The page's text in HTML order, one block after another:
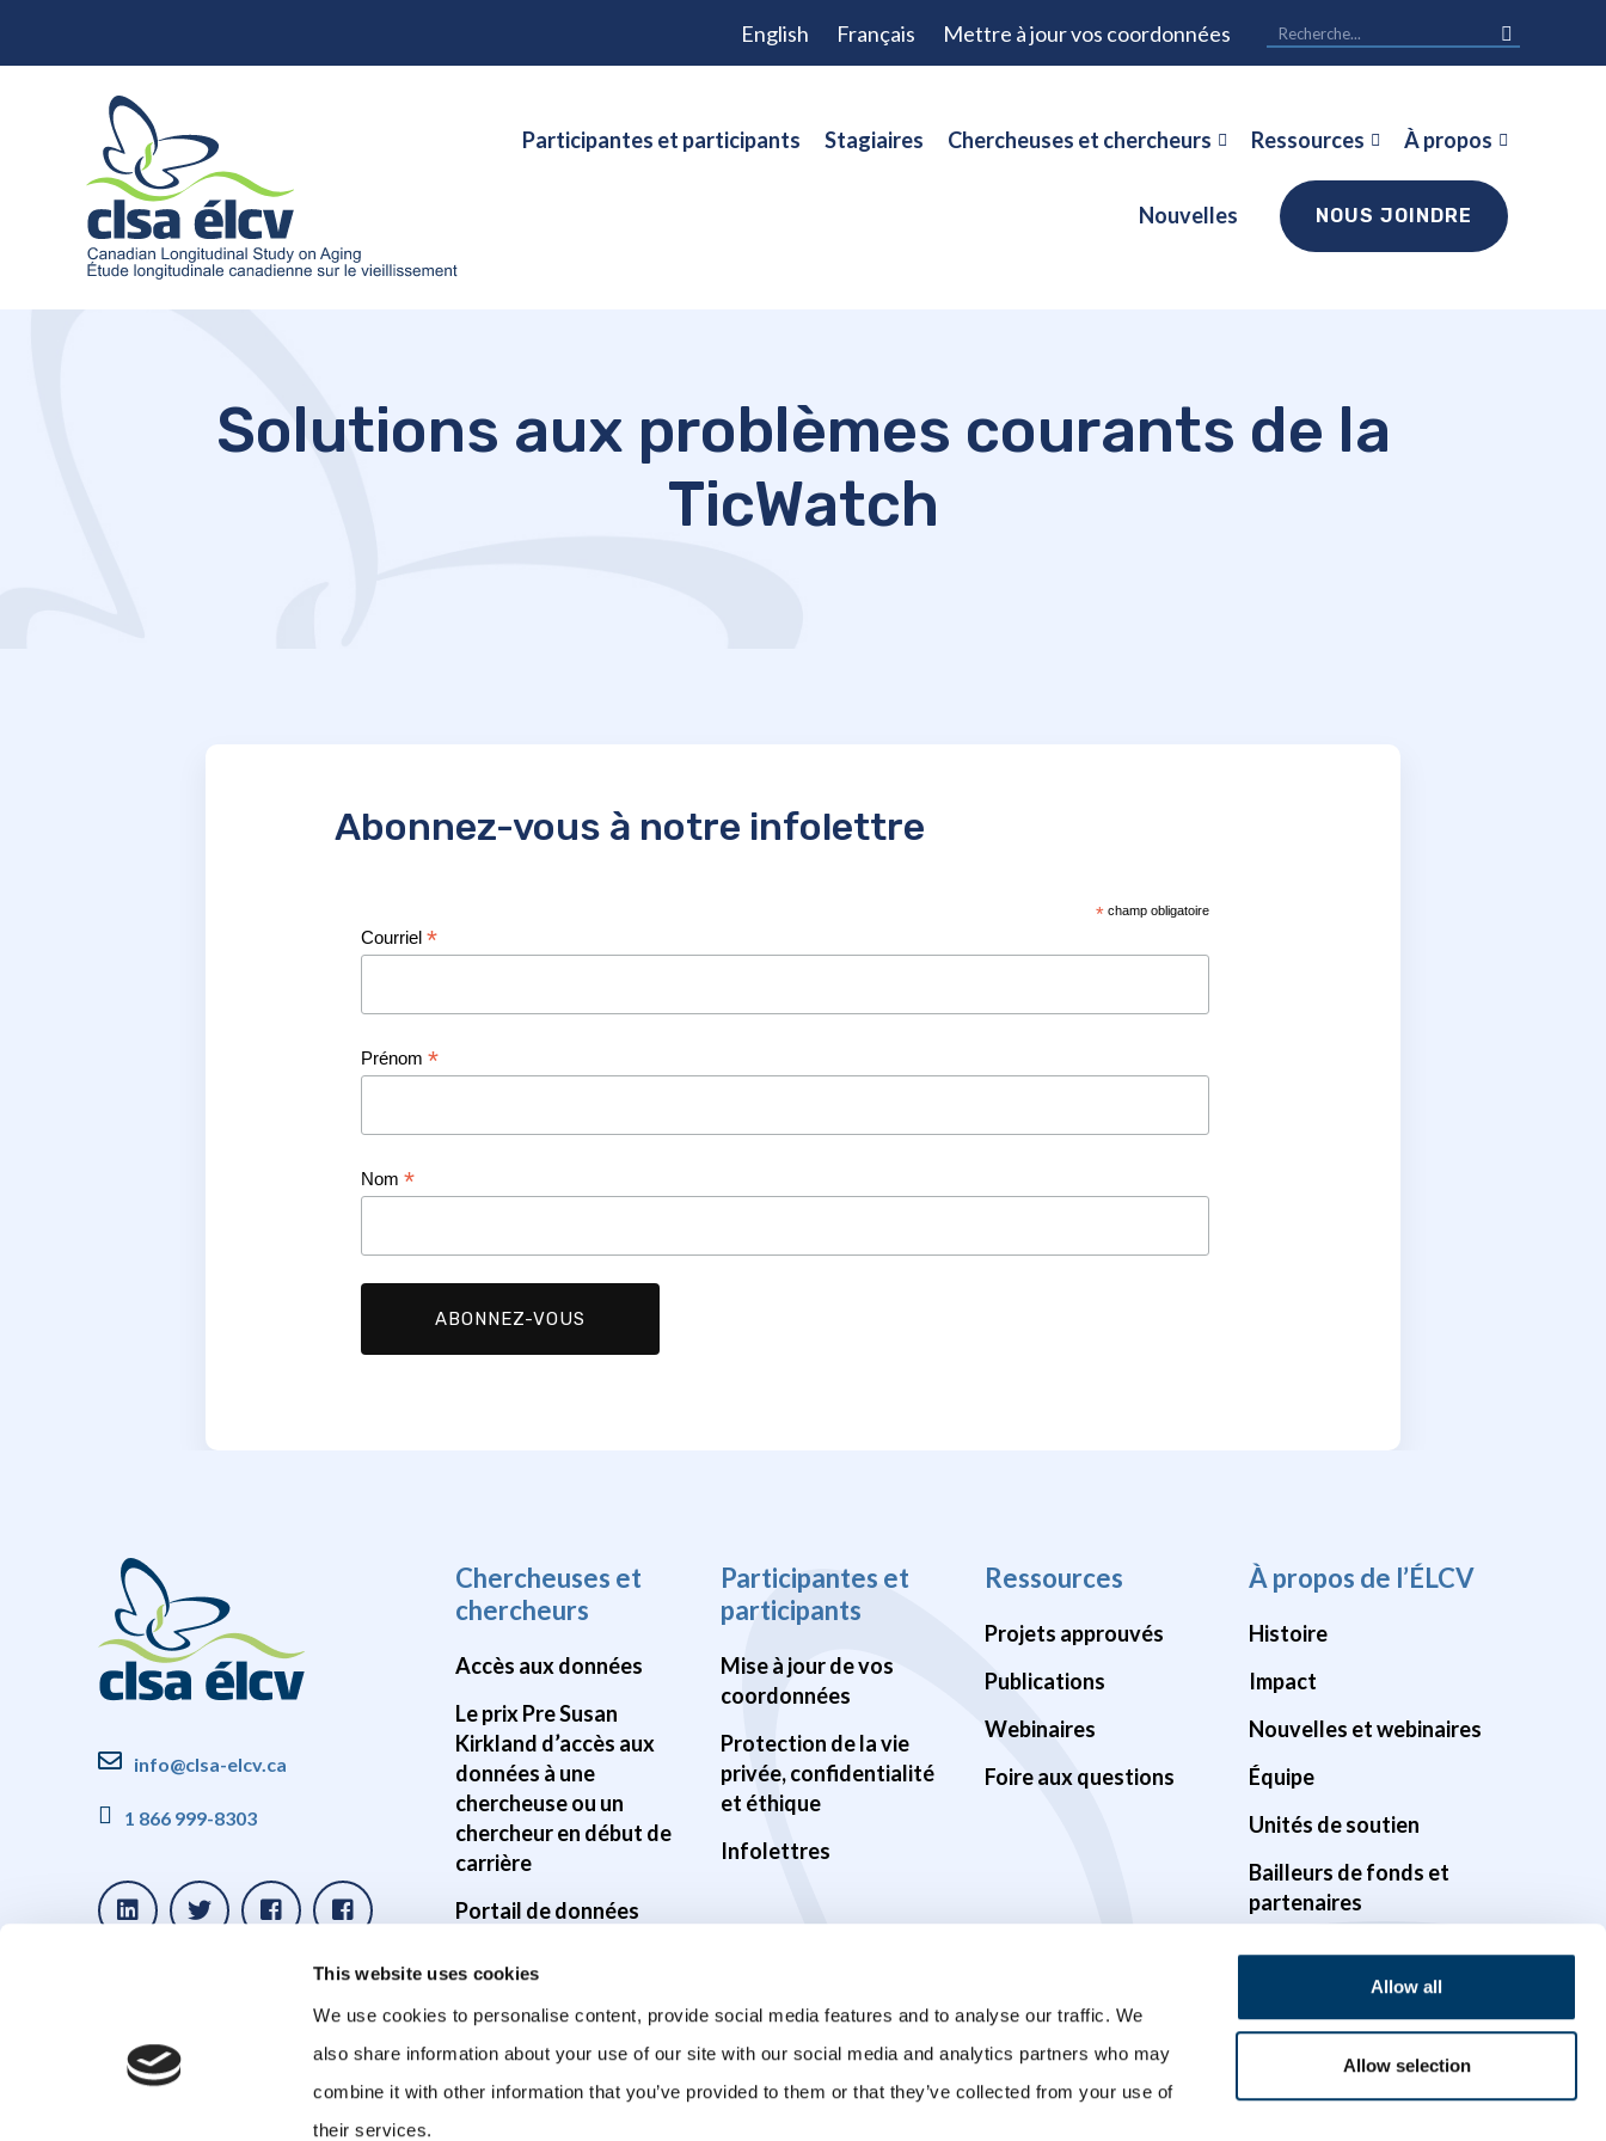
This website uses cookies
We use cookies to personalise content, provide social media features and to analyse our traffic. We
also share information about your use of our site with our social media and analytics partners who may
combine it with other information that you’ve provided to them or that they’ve collected from your use of
their services.
Allow all
Allow selection
English Français Mettre à jour vos coordonnées
Participantes et participants Stagiaires Chercheuses et chercheurs Ressources À propos
Nouvelles NOUS JOINDRE
Solutions aux problèmes courants de la
TicWatch
Abonnez-vous à notre infolettre
* champ obligatoire
Courriel *
Prénom *
Nom *
info@clsa-elcv.ca
1 866 999-8303
Chercheuses et
chercheurs
Accès aux données
Le prix Pre Susan
Kirkland d’accès aux
données à une
chercheuse ou un
chercheur en début de
carrière
Portail de données
données
cerveau
Participantes et
participants
Mise à jour de vos
coordonnées
Protection de la vie
privée, confidentialité
et éthique
Infolettres
Ressources
Projets approuvés
Publications
Webinaires
Foire aux questions
À propos de l’ÉLCV
Histoire
Impact
Nouvelles et webinaires
Équipe
Unités de soutien
Bailleurs de fonds et
partenaires
Gouvernance